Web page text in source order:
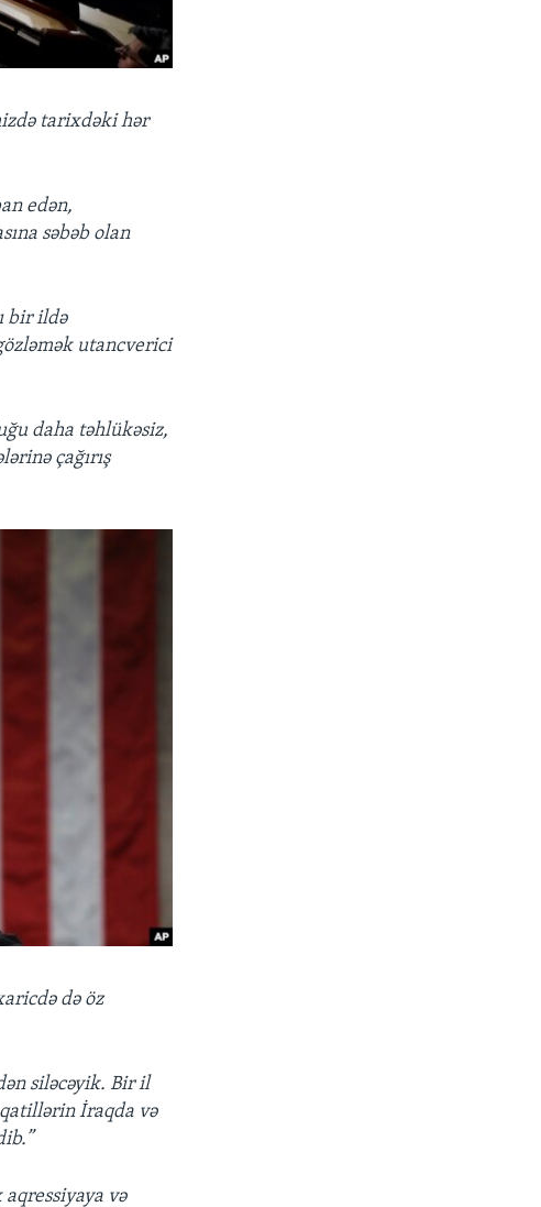
tarixdəki hər
edən,
səbəb olan
bir ildə
utancverici
daha təhlükəsiz,
çağırış
də öz
siləcəyik. Bir il
İraqda və
və